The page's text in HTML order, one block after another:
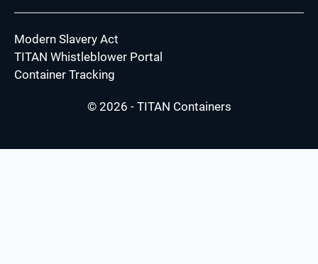
Modern Slavery Act
TITAN Whistleblower Portal
Container Tracking
© 2026 - TITAN Containers